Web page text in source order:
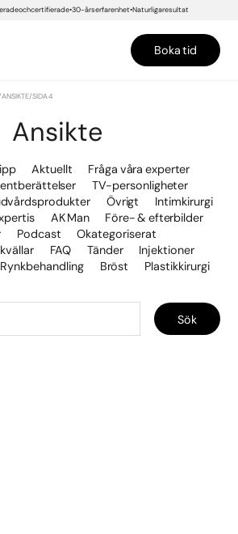
och certifierade 30-års erfarenhet Naturliga resultat
Boka tid
ANSIKTE/SIDA 4
Ansikte
Aktuellt
Fråga våra experter
TV-personligheter
Övrigt
Intimkirurgi
AK Man
Före- & efterbilder
Podcast
Okategoriserat
FAQ Tänder
Injektioner
Rynkbehandling Bröst Plastikkirurgi
Sök